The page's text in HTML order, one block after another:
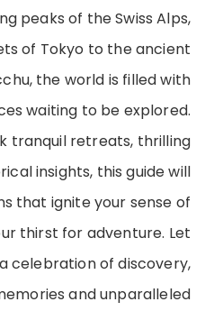
peaks of the Swiss Alps,
of Tokyo to the ancient
the world is filled with
waiting to be explored.
tranquil retreats, thrilling
insights, this guide will
that ignite your sense of
thirst for adventure. Let
celebration of discovery,
and unparalleled